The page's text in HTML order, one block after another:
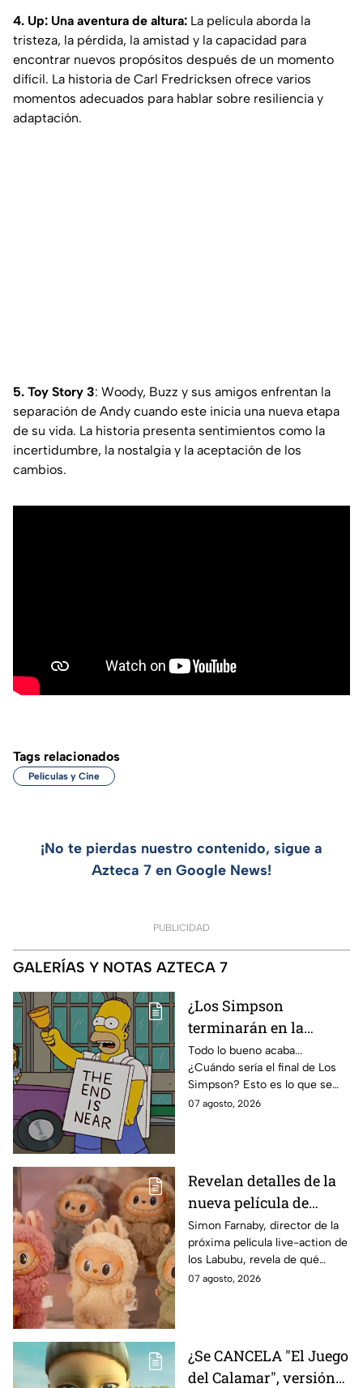
4. Up: Una aventura de altura: La película aborda la
tristeza, la pérdida, la amistad y la capacidad para
encontrar nuevos propósitos después de un momento
difícil. La historia de Carl Fredricksen ofrece varios
momentos adecuados para hablar sobre resiliencia y
adaptación.
5. Toy Story 3: Woody, Buzz y sus amigos enfrentan la
separación de Andy cuando este inicia una nueva etapa
de su vida. La historia presenta sentimientos como la
incertidumbre, la nostalgia y la aceptación de los
cambios.
Tags relacionados
Películas y Cine
¡No te pierdas nuestro contenido, sigue a
Azteca 7 en Google News!
PUBLICIDAD
GALERÍAS Y NOTAS AZTECA 7
¿Los Simpson
terminarán en la
temporada 40? Actriz
de Bart Simpson da
IMPACTANTE
declaración
Todo lo bueno acaba...
¿Cuándo sería el final de Los
Simpson? Esto es lo que se
sabe:
07 agosto, 2026
Revelan detalles de la
nueva película de
Labubu: de qué tratará
y cuándo se estrena
Simon Farnaby, director de la
próxima película live-action de
los Labubu, revela de qué
tratará la cinta. Aquí te
07 agosto, 2026
¿Se CANCELA "El Juego
del Calamar", versión